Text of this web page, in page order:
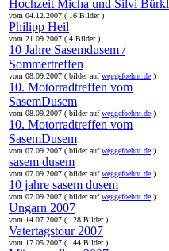
Hochzeit Micha und Silvi Bürkl
vom 04.12.2007 ( 16 Bilder )
Philipp Heil
vom 21.09.2007 ( 4 Bilder )
10 Jahre Sasemdusem /
Sommertreffen
vom 08.09.2007 ( bilder aufweggefoehnt.de )
10. Motorradtreffen vom
SasemDusem
vom 08.09.2007 ( bilder aufweggefoehnt.de )
10. Motorradtreffen vom
SasemDusem
vom 07.09.2007 ( bilder aufweggefoehnt.de )
sasem dusem
vom 07.09.2007 ( bilder aufweggefoehnt.de )
10 jahre sasem dusem
vom 07.09.2007 ( bilder aufweggefoehnt.de )
Ungarn 2007
vom 14.07.2007 ( 128 Bilder )
Vatertagstour 2007
vom 17.05.2007 ( 144 Bilder )